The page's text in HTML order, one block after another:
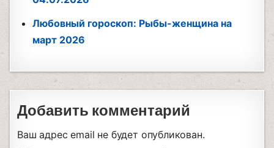
Любовный гороскоп: Рыбы-женщина на
март 2026
Добавить комментарий
Ваш адрес email не будет опубликован.